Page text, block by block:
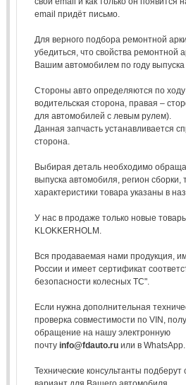
email придёт письмо.
Для верного подбора ремонтной
убедиться, что свойства ремонтной
Вашим автомобилем по году
Стороны авто определяются по
водительская сторона, правая –
для автомобилей с левым рулем).
Данная запчасть устанавливается
сторона.
Выбирая деталь необходимо
выпуска автомобиля, регион сборки,
характеристики товара указаны в
У нас в продаже только новые
KLOKKERHOLM.
Вся продаваемая нами продукция,
России и имеет сертификат
безопасности колесных ТС".
Если нужна дополнительная
проверка совместимости по VIN,
обращение на нашу электронную
почту info@fdauto.ruили в WhatsApp.
Технические консультанты